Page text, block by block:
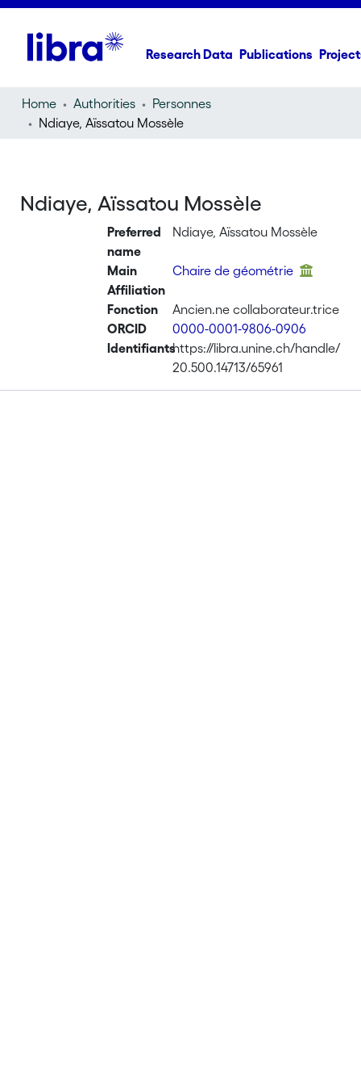
Research Data Publications
Home Authorities
Personnes
Ndiaye, Aïssatou Mossèle
Ndiaye, Aïssatou Mossèle
Preferred
name
Ndiaye, Aïssatou Mossèle
Main
Affiliation
Chaire de géométrie
Fonction
Ancien.ne collaborateur.trice
ORCID
0000-0001-9806-0906
Identifiantshttps://libra.unine.ch/handle/
20.500.14713/65961